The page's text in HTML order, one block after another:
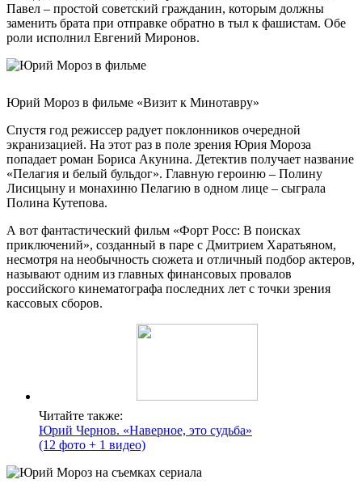
Павел – простой советский гражданин, которым должны
заменить брата при отправке обратно в тыл к фашистам. Обе
роли исполнил Евгений Миронов.
Юрий Мороз в фильме «Визит к Минотавру»
Спустя год режиссер радует поклонников очередной
экранизацией. На этот раз в поле зрения Юрия Мороза
попадает роман Бориса Акунина. Детектив получает название
«Пелагия и белый бульдог». Главную героиню – Полину
Лисицыну и монахиню Пелагию в одном лице – сыграла
Полина Кутепова.
А вот фантастический фильм «Форт Росс: В поисках
приключений», созданный в паре с Дмитрием Харатьяном,
несмотря на необычность сюжета и отличный подбор актеров,
называют одним из главных финансовых провалов
российского кинематографа последних лет с точки зрения
кассовых сборов.
Читайте также:
Юрий Чернов. «Наверное, это судьба»
(12 фото + 1 видео)